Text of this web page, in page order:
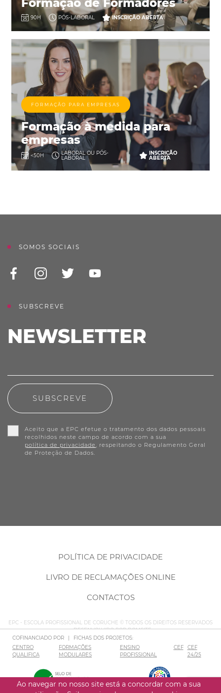
Formação de Formadores
90H PÓS-LABORAL INSCRIÇÃO ABERTA
FORMAÇÃO PARA EMPRESAS
Formação à medida para
empresas
<50H LABORAL OU PÓS-
LABORAL
INSCRIÇÃO
ABERTA
SOMOS SOCIAIS
SUBSCREVE
NEWSLETTER
SUBSCREVE
Aceito que a EPC efetue o tratamento dos dados pessoais
recolhidos neste campo de acordo com a sua
política de privacidade
, respeitando o Regulamento Geral
de Proteção de Dados.
POLÍTICA DE PRIVACIDADE
LIVRO DE RECLAMAÇÕES ONLINE
CONTACTOS
EPC - ESCOLA PROFISSIONAL DE CORUCHE © TODOS OS DIREITOS RESERVADOS
– DESENVOLVIDO PORBOMSITE
COFINANCIADO POR
|
FICHAS DOS PROJETOS:
CENTRO
QUALIFICA
FORMAÇÕES
MODULARES
ENSINO
PROFISSIONAL
CEF
CEF
24/25
Ao navegar no nosso site está a concordar com a sua